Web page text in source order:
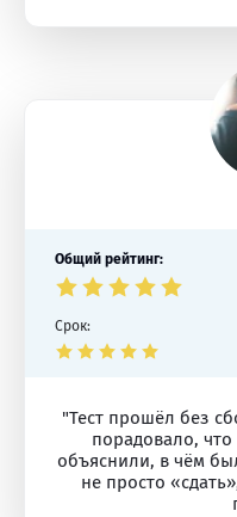
Общий рейтинг:
Срок:
"Тест прошёл без
порадовало,
объяснили, в чём
не просто